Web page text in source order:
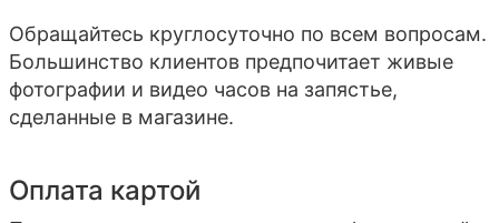
Обращайтесь круглосуточно по всем вопросам.
Большинство клиентов предпочитает живые
фотографии и видео часов на запястье,
сделанные в магазине.
Оплата картой